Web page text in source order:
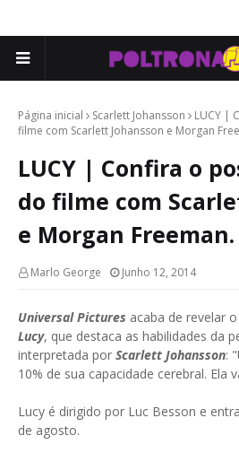
Página inicial Scarlett Johansson
LUCY |
filme com Scarlett Johansson e Morgan
LUCY | Confira o
do filme com
e Morgan Freeman.
Marlo George Junho 12, 2014
Universal Pictures acaba de revelar
Lucy, que destaca as habilidades da
interpretada por Scarlett Johansson:
10% de sua capacidade cerebral. Ela
Lucy é dirigido por Luc Besson e
de agosto.